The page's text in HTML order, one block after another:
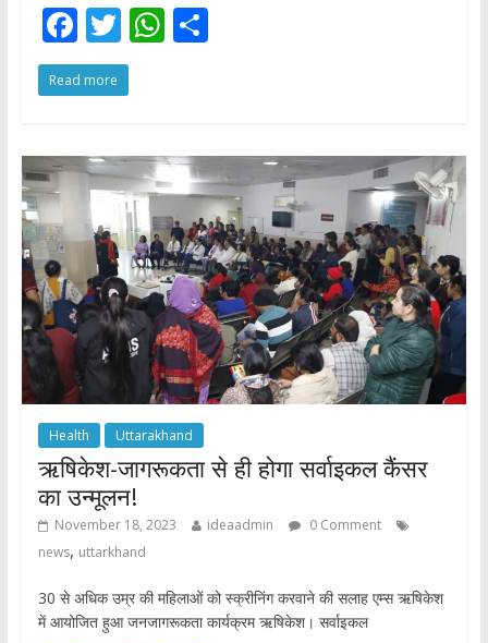
F
ac
e
o
o
k
T
w
itt
W
A
p
p
S
Read more
Health Uttarakhand
ऋषिकेश-जागरूकता से ही होगा सर्वाइकल कैंसर
का उन्मूलन!
November 18, 2023 ideaadmin
0 Comment
news, uttarkhand
30 से अधिक उम्र की महिलाओं को स्क्रीनिंग करवाने की सलाह एम्स ऋषिकेश
में आयोजित हुआ जनजागरूकता कार्यक्रम ऋषिकेश। सर्वाइकल